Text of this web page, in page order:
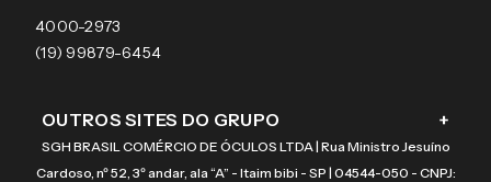
4000-2973
(19) 99879-6454
OUTROS SITES DO GRUPO +
SGH BRASIL COMÉRCIO DE ÓCULOS LTDA | Rua Ministro Jesuíno
Cardoso, nº 52, 3º andar, ala “A” - Itaim bibi - SP | 04544-050 - CNPJ: